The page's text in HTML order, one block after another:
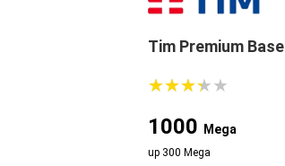
Tim Premium Base
★★★★★
★★★★★
1000 Mega
up 300 Mega